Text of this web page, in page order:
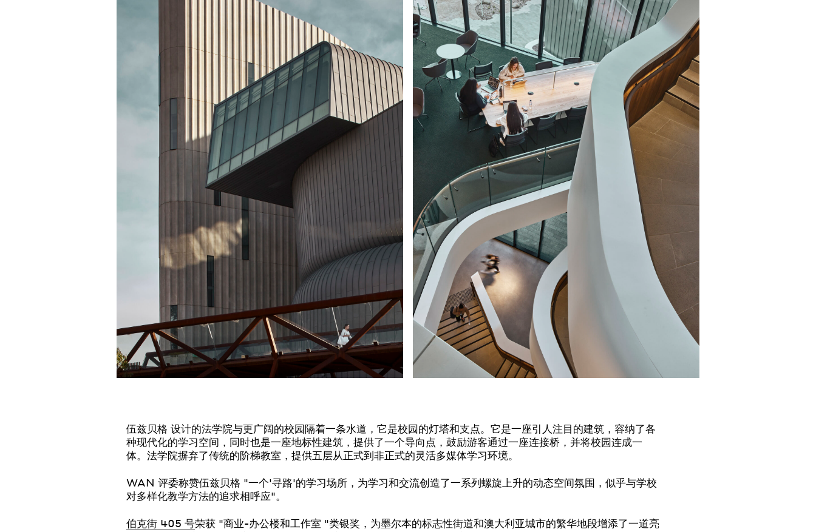
伍兹贝格 设计的法学院与更广阔的校园隔着一条水道，它是校园的灯塔和支点。它是一座引人注目的建筑，容纳了各
种现代化的学习空间，同时也是一座地标性建筑，提供了一个导向点，鼓励游客通过一座连接桥，并将校园连成一
体。法学院摒弃了传统的阶梯教室，提供五层从正式到非正式的灵活多媒体学习环境。
WAN 评委称赞伍兹贝格 "一个'寻路'的学习场所，为学习和交流创造了一系列螺旋上升的动态空间氛围，似乎与学校
对多样化教学方法的追求相呼应"。
伯克街 405 号荣获 "商业-办公楼和工作室 "类银奖，为墨尔本的标志性街道和澳大利亚城市的繁华地段增添了一道亮